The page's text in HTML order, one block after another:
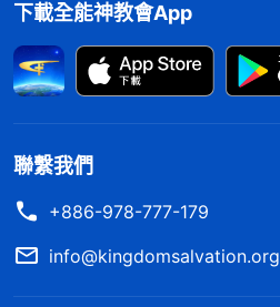
下載全能神教會App
聯繫我們
+886-978-777-179
info@kingdomsalvation.org